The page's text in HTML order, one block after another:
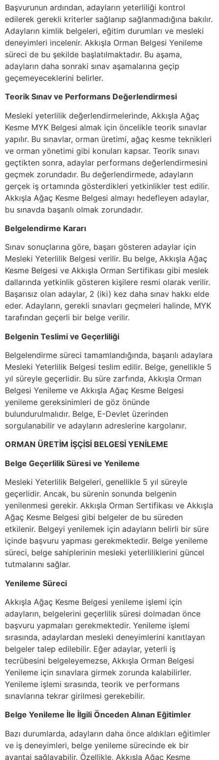
Başvurunun ardından, adayların yeterliliği kontrol
edilerek gerekli kriterler sağlanıp sağlanmadığına bakılır.
Adayların kimlik belgeleri, eğitim durumları ve mesleki
deneyimleri incelenir. Akkışla Orman Belgesi Yenileme
süreci de bu şekilde başlatılmaktadır. Bu aşama,
adayların daha sonraki sınav aşamalarına geçip
geçemeyeceklerini belirler.
Teorik Sınav ve Performans Değerlendirmesi
Mesleki yeterlilik değerlendirmelerinde, Akkışla Ağaç
Kesme MYK Belgesi almak için öncelikle teorik sınavlar
yapılır. Bu sınavlar, orman üretimi, ağaç kesme teknikleri
ve orman yönetimi gibi konuları kapsar. Teorik sınavı
geçtikten sonra, adaylar performans değerlendirmesini
geçmek zorundadır. Bu değerlendirmede, adayların
gerçek iş ortamında gösterdikleri yetkinlikler test edilir.
Akkışla Ağaç Kesme Belgesi almayı hedefleyen adaylar,
bu sınavda başarılı olmak zorundadır.
Belgelendirme Kararı
Sınav sonuçlarına göre, başarı gösteren adaylar için
Mesleki Yeterlilik Belgesi verilir. Bu belge, Akkışla Ağaç
Kesme Belgesi ve Akkışla Orman Sertifikası gibi meslek
dallarında yetkinlik gösteren kişilere resmi olarak verilir.
Başarısız olan adaylar, 2 (iki) kez daha sınav hakkı elde
eder. Adayların, gerekli sınavları geçmeleri halinde, MYK
tarafından geçerli bir belge verilir.
Belgenin Teslimi ve Geçerliliği
Belgelendirme süreci tamamlandığında, başarılı adaylara
Mesleki Yeterlilik Belgesi teslim edilir. Belge, genellikle 5
yıl süreyle geçerlidir. Bu süre zarfında, Akkışla Orman
Belgesi Yenileme ve Akkışla Ağaç Kesme Belgesi
yenileme gereksinimleri de göz önünde
bulundurulmalıdır. Belge, E-Devlet üzerinden
sorgulanabilir ve adayların adreslerine kargolanır.
ORMAN ÜRETİM İŞÇİSİ BELGESİ YENİLEME
Belge Geçerlilik Süresi ve Yenileme
Mesleki Yeterlilik Belgeleri, genellikle 5 yıl süreyle
geçerlidir. Ancak, bu sürenin sonunda belgenin
yenilenmesi gerekir. Akkışla Orman Sertifikası ve Akkışla
Ağaç Kesme Belgesi gibi belgeler de bu süreden
etkilenir. Belgeyi yenilemek için adayların belirli bir süre
içinde başvuru yapması gerekmektedir. Belge yenileme
süreci, belge sahiplerinin mesleki yeterliliklerini güncel
tutmalarını sağlar.
Yenileme Süreci
Akkışla Ağaç Kesme Belgesi yenileme işlemi için
adayların, belgelerini geçerlilik süresi dolmadan önce
başvuru yapmaları gerekmektedir. Yenileme işlemi
sırasında, adaylardan mesleki deneyimlerini kanıtlayan
belgeler talep edilebilir. Eğer adaylar, yeterli iş
tecrübesini belgeleyemezse, Akkışla Orman Belgesi
Yenileme için sınavlara girmek zorunda kalabilirler.
Yenileme işlemi sırasında, teorik ve performans
sınavlarına tekrar girilmesi gerekebilir.
Belge Yenileme İle İlgili Önceden Alınan Eğitimler
Bazı durumlarda, adayların daha önce aldıkları eğitimler
ve iş deneyimleri, belge yenileme sürecinde ek bir
avantaj sağlayabilir. Özellikle, Akkışla Ağaç Kesme